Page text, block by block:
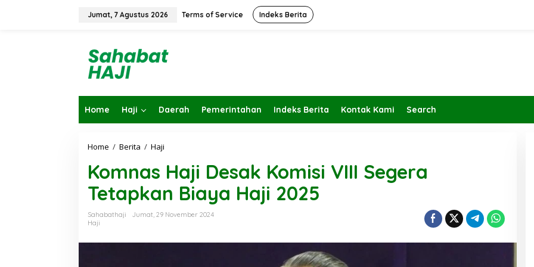
Jumat, 7 Agustus 2026 Terms of Service Indeks Berita
Home Haji Daerah Pemerintahan Indeks Berita Kontak Kami Search
Home / Berita / Haji
m
n
a
s
H
i
Komnas Haji Desak Komisi VIII Segera
Tetapkan Biaya Haji 2025
Sahabathaji
Jumat, 29 November 2024
Haji